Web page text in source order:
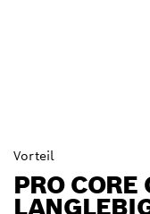
Vorteil
PRO CORE